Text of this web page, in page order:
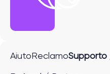
Aiuto Reclamo